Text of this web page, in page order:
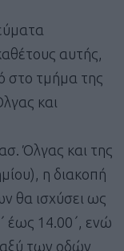
αυτής,
στο τμήμα της
και
Όλγας και της
η διακοπή
θα ισχύσει ως
έως 14.00΄, ενώ
των οδών